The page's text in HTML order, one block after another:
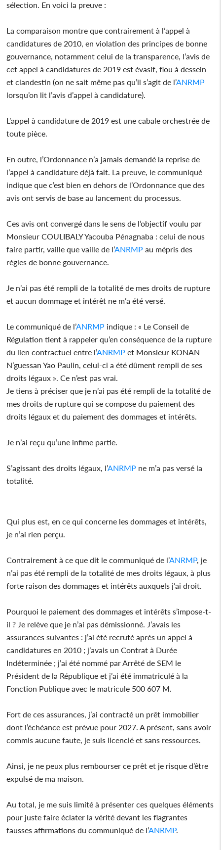
sélection. En voici la preuve :
La comparaison montre que contrairement à l’appel à
candidatures de 2010, en violation des principes de bonne
gouvernance, notamment celui de la transparence, l’avis de
cet appel à candidatures de 2019 est évasif, flou à dessein
et clandestin (on ne sait même pas qu’il s’agit de l’ANRMP
lorsqu’on lit l’avis d’appel à candidature).
L’appel à candidature de 2019 est une cabale orchestrée de
toute pièce.
En outre, l’Ordonnance n’a jamais demandé la reprise de
l’appel à candidature déjà fait. La preuve, le communiqué
indique que c’est bien en dehors de l’Ordonnance que des
avis ont servis de base au lancement du processus.
Ces avis ont convergé dans le sens de l’objectif voulu par
Monsieur COULIBALY Yacouba Pénagnaba : celui de nous
faire partir, vaille que vaille de l’ANRMP au mépris des
règles de bonne gouvernance.
Je n’ai pas été rempli de la totalité de mes droits de rupture
et aucun dommage et intérêt ne m’a été versé.
Le communiqué de l’ANRMP indique : « Le Conseil de
Régulation tient à rappeler qu’en conséquence de la rupture
du lien contractuel entre l’ANRMP et Monsieur KONAN
N’guessan Yao Paulin, celui-ci a été dûment rempli de ses
droits légaux ». Ce n’est pas vrai.
Je tiens à préciser que je n’ai pas été rempli de la totalité de
mes droits de rupture qui se compose du paiement des
droits légaux et du paiement des dommages et intérêts.
Je n’ai reçu qu’une infime partie.
S’agissant des droits légaux, l’ANRMP ne m’a pas versé la
totalité.
Qui plus est, en ce qui concerne les dommages et intérêts,
je n’ai rien perçu.
Contrairement à ce que dit le communiqué de l’ANRMP, je
n’ai pas été rempli de la totalité de mes droits légaux, à plus
forte raison des dommages et intérêts auxquels j’ai droit.
Pourquoi le paiement des dommages et intérêts s’impose-t-
il ? Je relève que je n’ai pas démissionné. J’avais les
assurances suivantes : j’ai été recruté après un appel à
candidatures en 2010 ; j’avais un Contrat à Durée
Indéterminée ; j’ai été nommé par Arrêté de SEM le
Président de la République et j’ai été immatriculé à la
Fonction Publique avec le matricule 500 607 M.
Fort de ces assurances, j’ai contracté un prêt immobilier
dont l’échéance est prévue pour 2027. A présent, sans avoir
commis aucune faute, je suis licencié et sans ressources.
Ainsi, je ne peux plus rembourser ce prêt et je risque d’être
expulsé de ma maison.
Au total, je me suis limité à présenter ces quelques éléments
pour juste faire éclater la vérité devant les flagrantes
fausses affirmations du communiqué de l’ANRMP.